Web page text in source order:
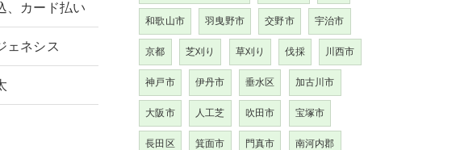
、カード払い
ェネシス
和歌山市 羽曳野市 交野市 宇治市
京都 芝刈り 草刈り 伐採 川西市
神戸市 伊丹市 垂水区 加古川市
大阪市 人工芝 吹田市 宝塚市
長田区 箕面市 門真市 南河内郡